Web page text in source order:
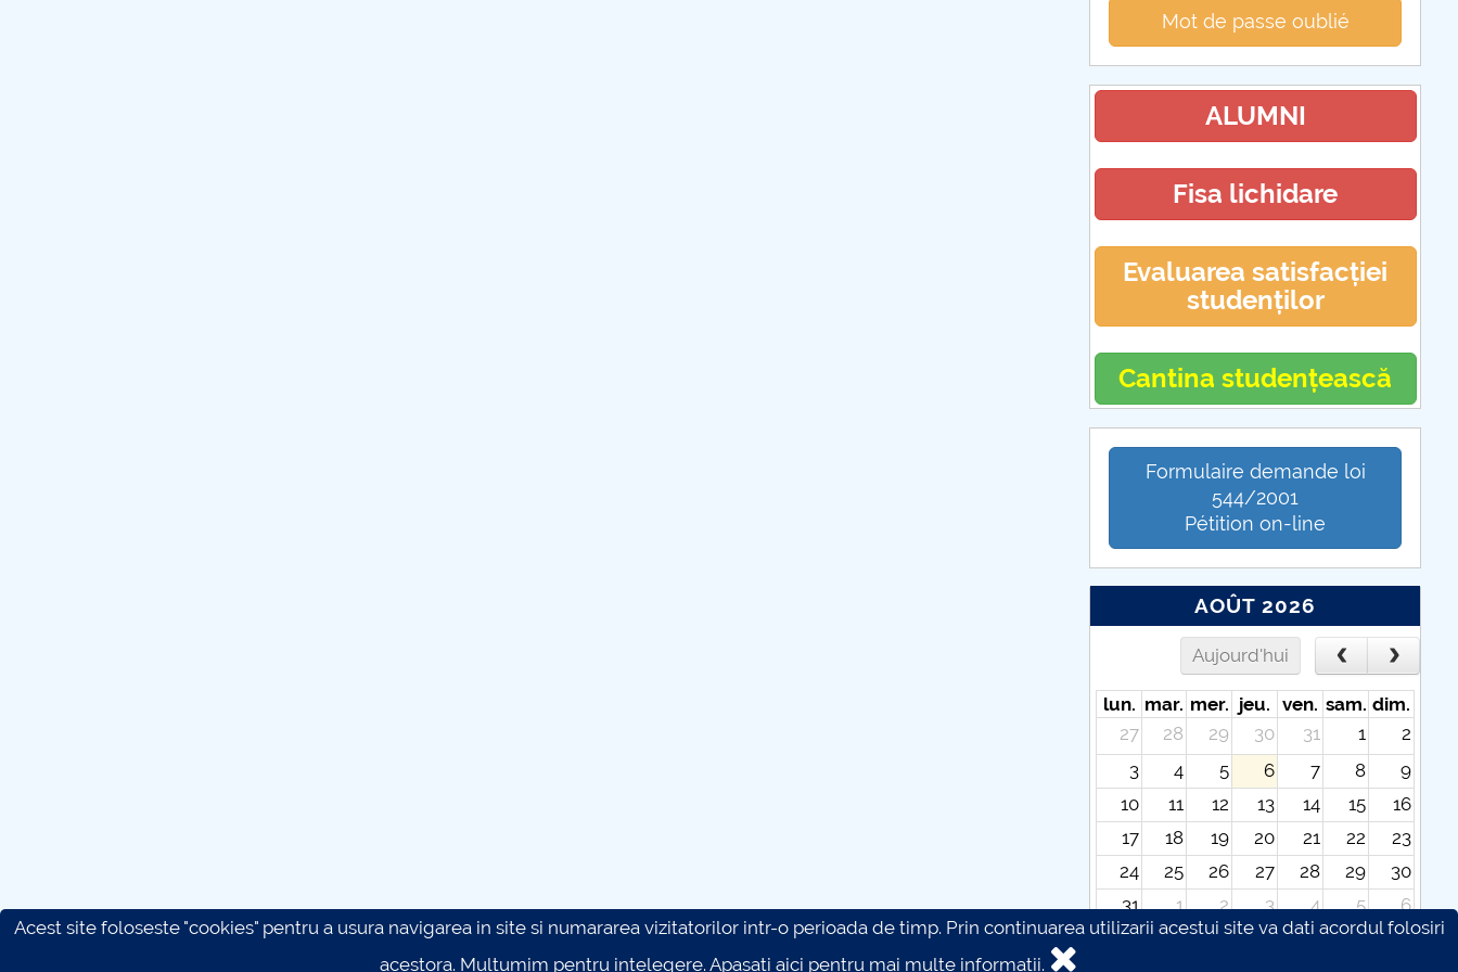
Mot de passe oublié
ALUMNI
Fisa lichidare
Evaluarea satisfacției
studenților
Cantina studențească
Formulaire demande loi
544/2001
Pétition on-line
AOÛT 2026
Aujourd'hui
lun. mar. mer. jeu. ven. sam. dim.
27
28 29 30 31 1
2
3
4 5 6 7 8
9
10
11 12 13 14 15
16
17
18 19 20 21 22
23
24
25 26 27 28 29
30
31
1 2 3 4 5
6
Acest site foloseste "cookies" pentru a usura navigarea in site si numararea vizitatorilor intr-o perioada de timp. Prin continuarea utilizarii acestui site va dati acordul folosiri
acestora. Multumim pentru intelegere.Apasati aici pentru mai multe informatii.